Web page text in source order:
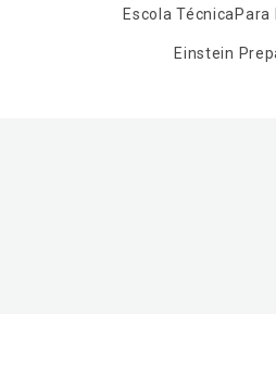
Escola TécnicaPara
Einstein